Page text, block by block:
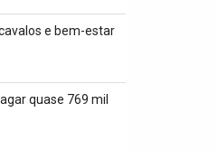
e bem-estar
quase 769 mil